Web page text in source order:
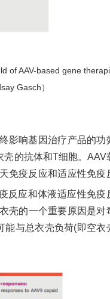
of AAV-based gene
Gasch）
影响基因治疗产品的功
壳的抗体和T细胞。AAV
免疫反应和适应性免疫
反应和体液适应性免疫
壳的一个重要原因是对
与总衣壳负荷(即空衣